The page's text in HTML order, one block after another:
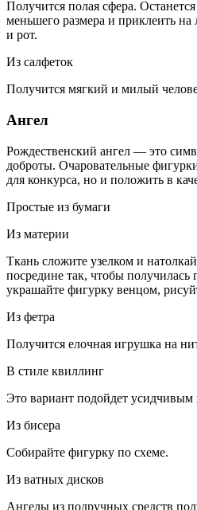
Получится полая сфера.
меньшего размера и приклеить на
и рот.
Из салфеток
Получится мягкий и милый
Ангел
Рождественский ангел — это
доброты. Очаровательные
для конкурса, но и положить в
Простые из бумаги
Из материи
Ткань сложите узелком и
посредине так, чтобы получилась
украшайте фигурку венцом,
Из фетра
Получится елочная игрушка на
В стиле квиллинг
Это вариант подойдет усидчивым
Из бисера
Собирайте фигурку по схеме.
Из ватных дисков
Ангелы из подручных средств